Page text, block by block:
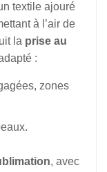
textile ajouré
à l’air de
la prise au
:
zones
, avec